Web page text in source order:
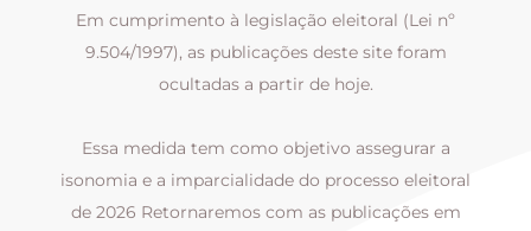
Em cumprimento à legislação eleitoral (Lei nº
9.504/1997), as publicações deste site foram
ocultadas a partir de hoje.
Essa medida tem como objetivo assegurar a
isonomia e a imparcialidade do processo eleitoral
de 2026 Retornaremos com as publicações em